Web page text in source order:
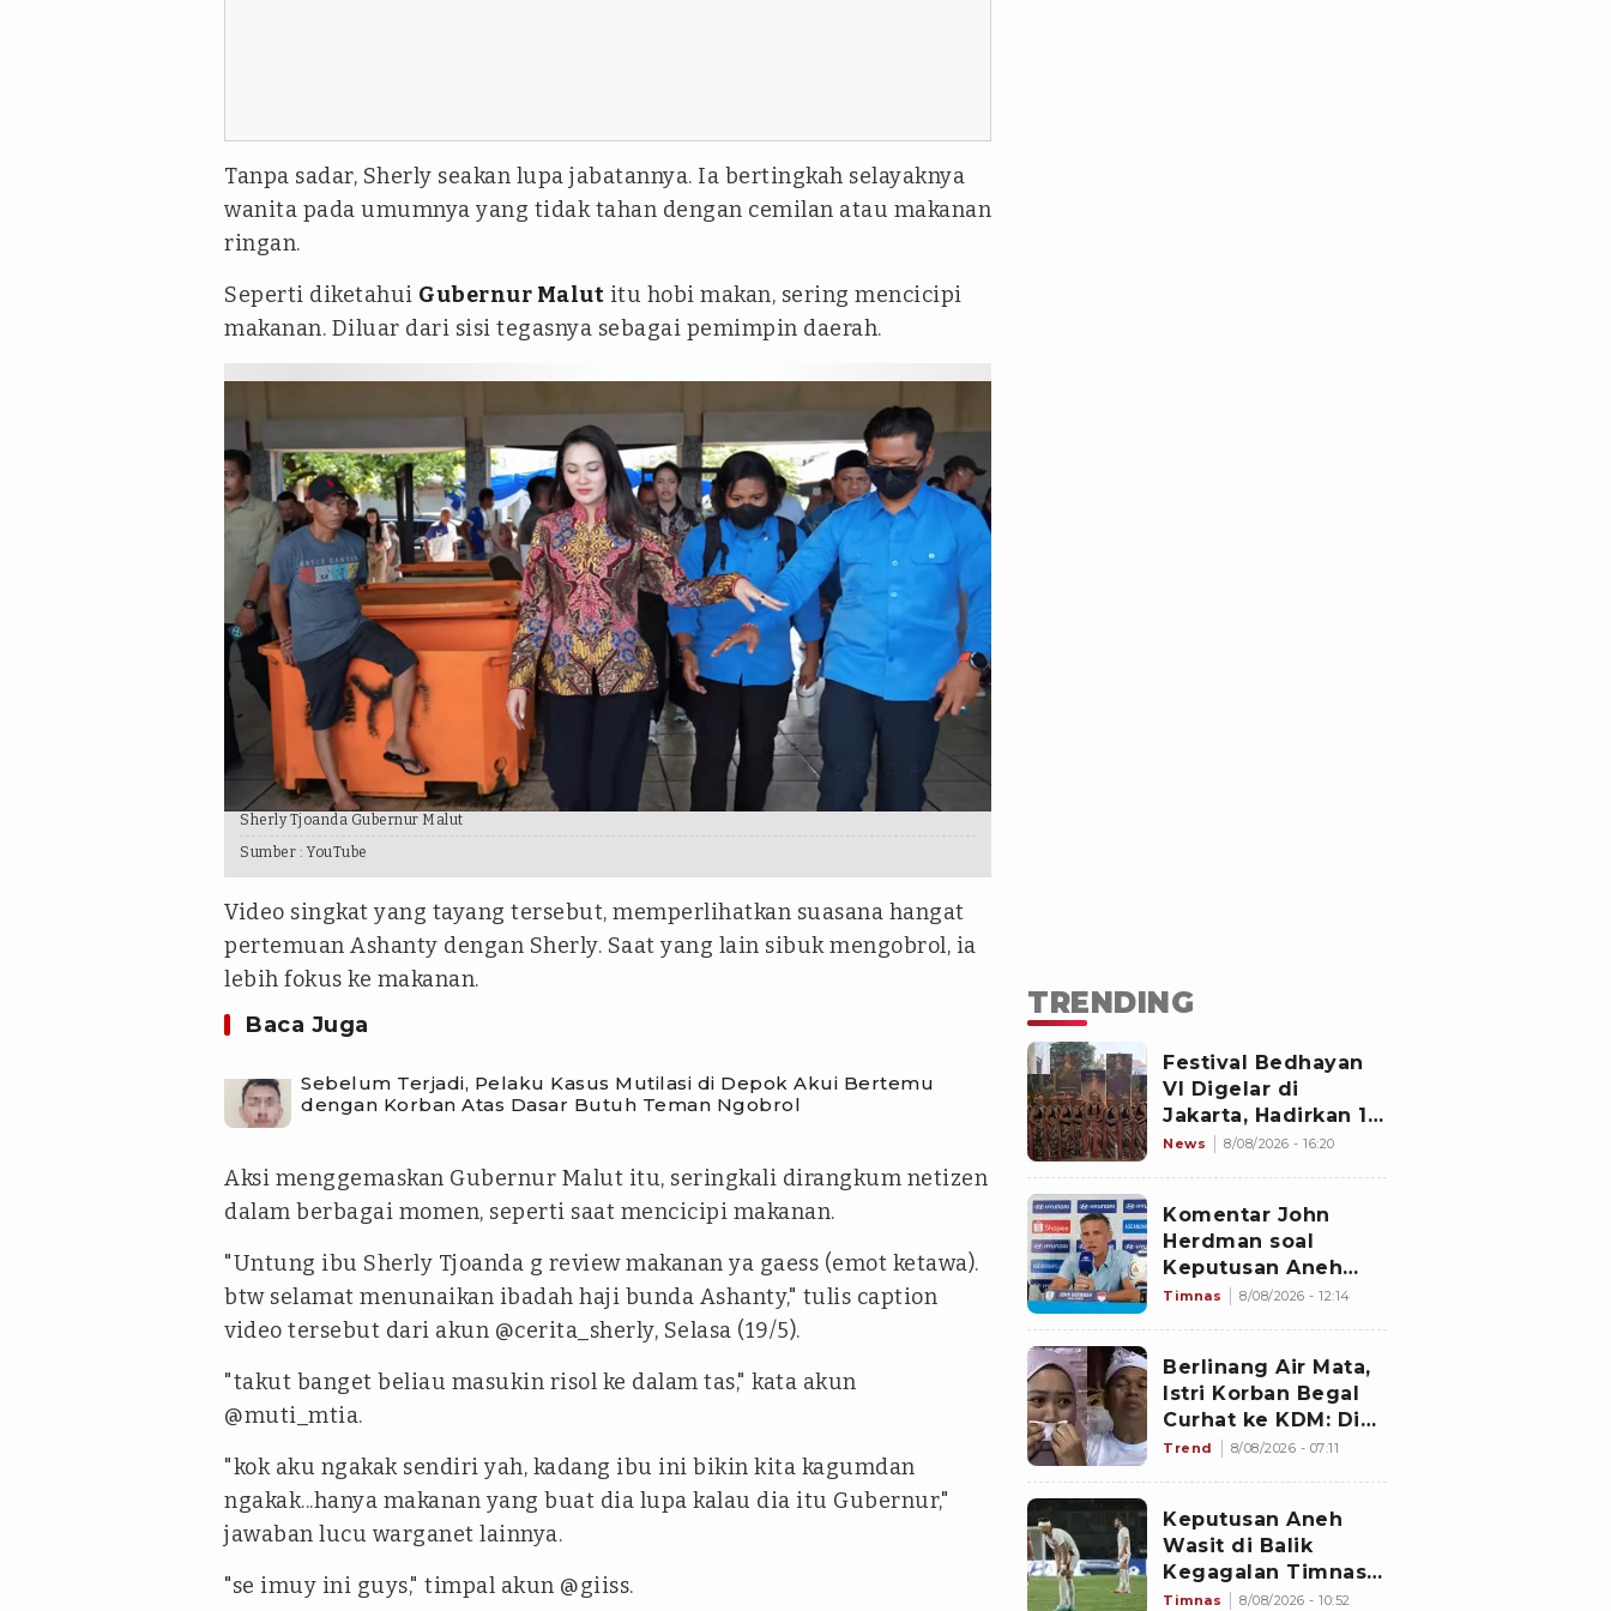
Tanpa sadar, Sherly seakan lupa jabatannya. Ia bertingkah selayaknya
wanita pada umumnya yang tidak tahan dengan cemilan atau makanan
ringan.
Seperti diketahui Gubernur Malut itu hobi makan, sering mencicipi
makanan. Diluar dari sisi tegasnya sebagai pemimpin daerah.
Sherly Tjoanda Gubernur Malut
Sumber : YouTube
Video singkat yang tayang tersebut, memperlihatkan suasana hangat
pertemuan Ashanty dengan Sherly. Saat yang lain sibuk mengobrol, ia
lebih fokus ke makanan.
Baca Juga
Sebelum Terjadi, Pelaku Kasus Mutilasi di Depok Akui Bertemu
dengan Korban Atas Dasar Butuh Teman Ngobrol
Aksi menggemaskan Gubernur Malut itu, seringkali dirangkum netizen
dalam berbagai momen, seperti saat mencicipi makanan.
"Untung ibu Sherly Tjoanda g review makanan ya gaess (emot ketawa).
btw selamat menunaikan ibadah haji bunda Ashanty," tulis caption
video tersebut dari akun @cerita_sherly, Selasa (19/5).
"takut banget beliau masukin risol ke dalam tas," kata akun
@muti_mtia.
"kok aku ngakak sendiri yah, kadang ibu ini bikin kita kagumdan
ngakak...hanya makanan yang buat dia lupa kalau dia itu Gubernur,"
jawaban lucu warganet lainnya.
"se imuy ini guys," timpal akun @giiss.
TRENDING
Festival Bedhayan
VI Digelar di
Jakarta, Hadirkan 16
Kelompok Tari dari
News 8/08/2026 - 16:20
Komentar John
Herdman soal
Keputusan Aneh
Wasit Laga Timnas
AFF 2026: Percuma
Bahas Itu
Timnas 8/08/2026 - 12:14
Berlinang Air Mata,
Istri Korban Begal
Curhat ke KDM: Dia
Abis Shalat Tahajud
Trend 8/08/2026 - 07:11
Keputusan Aneh
Wasit di Balik
Kegagalan Timnas
Indonesia Lolos
Timnas 8/08/2026 - 10:52